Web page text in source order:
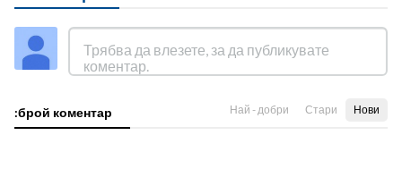
:брой коментар Най - добри Стари Нови